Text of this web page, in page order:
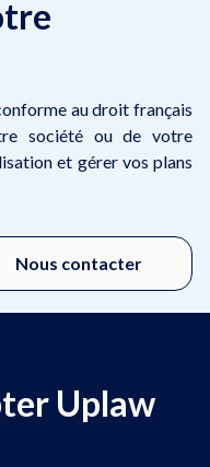
au droit français
société ou de votre
et gérer vos plans
Nous contacter
Uplaw